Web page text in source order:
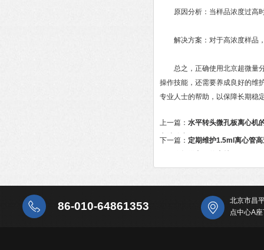
原因分析：当样品浓度过高时
解决方案：对于高浓度样品，
总之，正确使用北京超微量分
操作技能，还需要养成良好的维
专业人士的帮助，以保障长期稳
上一篇： 水平转头微孔板离心机
方法分享
下一篇： 定期维护1.5ml离心管
86-010-64861353
北京市昌
点中心A